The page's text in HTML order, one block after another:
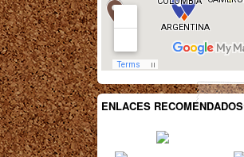
ENLACES RECOMENDADOS